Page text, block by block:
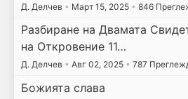
Д. Делчев • Март 15, 2025 • 846
Разбиране на Двамата
на Откровение 11…
Д. Делчев • Авг 02, 2025 • 787
Божията слава